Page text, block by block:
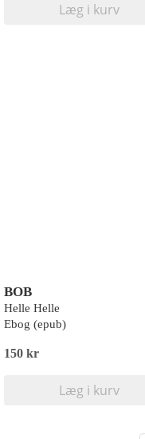
Læg i kurv
BOB
Helle Helle
Ebog (epub)
150 kr
Læg i kurv